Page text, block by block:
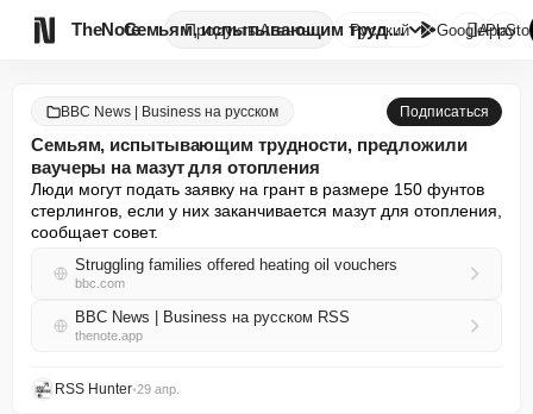
TheNote ПродуктыАгенты Семьям, испытывающим трудности...
Русский GooglePlay

BBC News | Business на русском Подписаться
Семьям, испытывающим трудности, предложили
ваучеры на мазут для отопления
Люди могут подать заявку на грант в размере 150 фунтов
стерлингов, если у них заканчивается мазут для отопления,
сообщает совет.
Struggling families offered heating oil vouchers
bbc.com
BBC News | Business на русском RSS
thenote.app
RSS Hunter•29 апр.